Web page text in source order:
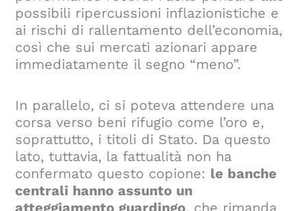
possibili ripercussioni inflazionistiche e
ai rischi di rallentamento dell’economia,
così che sui mercati azionari appare
immediatamente il segno “meno”.
In parallelo, ci si poteva attendere una
corsa verso beni rifugio come l’oro e,
soprattutto, i titoli di Stato. Da questo
lato, tuttavia, la fattualità non ha
confermato questo copione: le banche
centrali hanno assunto un
atteggiamento guardingo, che rimanda